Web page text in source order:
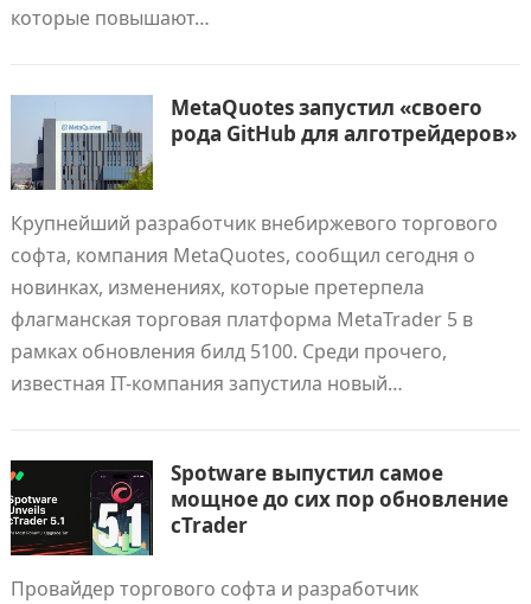
которые повышают…
MetaQuotes запустил «своего
рода GitHub для алготрейдеров»
Крупнейший разработчик внебиржевого торгового
софта, компания MetaQuotes, сообщил сегодня о
новинках, изменениях, которые претерпела
флагманская торговая платформа MetaTrader 5 в
рамках обновления билд 5100. Среди прочего,
известная IT-компания запустила новый…
Spotware выпустил самое
мощное до сих пор обновление
cTrader
Провайдер торгового софта и разработчик